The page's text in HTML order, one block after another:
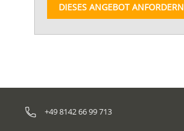
DIESES ANGEBOT ANFORDERN
+49 8142 66 99 713